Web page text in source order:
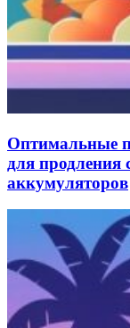
Оптимальные
для
аккумуляторов